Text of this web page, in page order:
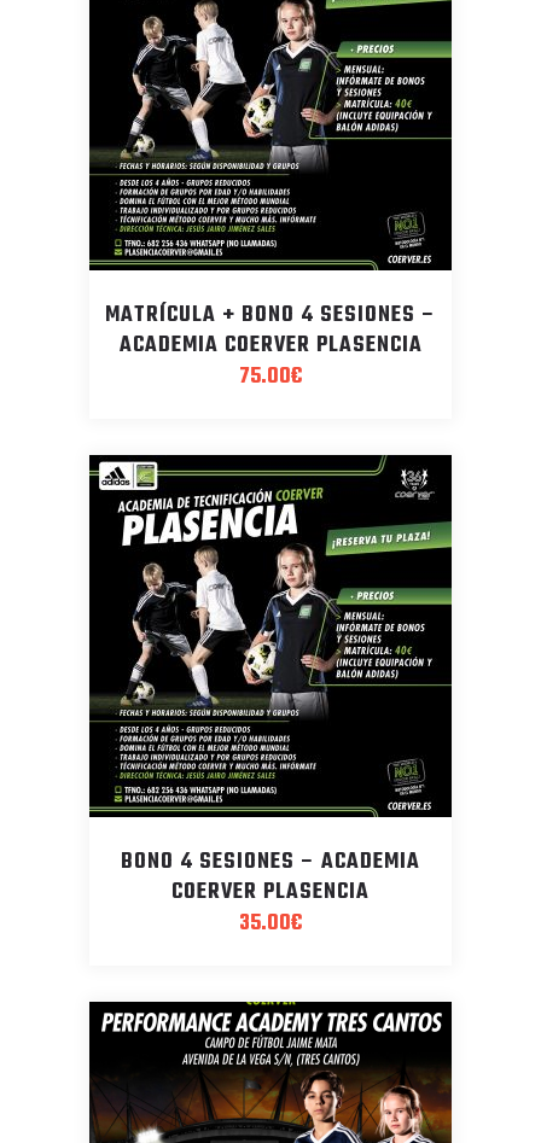
MATRÍCULA + BONO 4 SESIONES –
ACADEMIA COERVER PLASENCIA
75.00€
BONO 4 SESIONES – ACADEMIA
COERVER PLASENCIA
35.00€